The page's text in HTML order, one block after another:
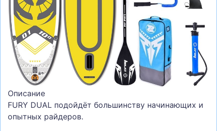
БІГ, ФІТНЕС, М'ЯЧІ
ВЕЛОСИПЕДИ
САМОКАТИ
ТЕНІС, БАДМІНТОН
ВОДНІ ВИДИ СПОРТУ
ТУРИЗМ
Описание
FURY DUAL подойдёт большинству начинающих и
опытных райдеров.